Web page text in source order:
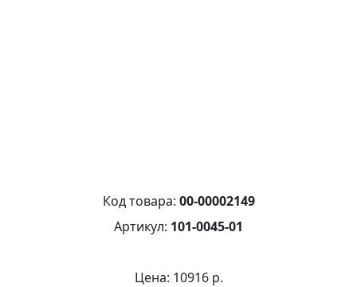
Код товара: 00-00002149
Артикул: 101-0045-01
Цена: 10916 р.